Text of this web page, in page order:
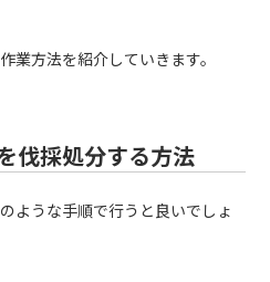
業方法を紹介していきます。
伐採処分する方法
ような手順で行うと良いでしょ